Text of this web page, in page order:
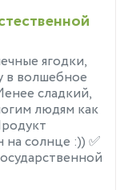
ягодки,
в волшебное
сладкий,
людям как
солнце :)) ✅